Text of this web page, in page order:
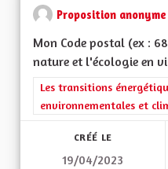
Proposition anonyme
Mon Code postal (ex :
nature et l'écologie en
Filtrer les résultats de la
Les transitions
environnementales et
CRÉÉ LE
19/04/2023